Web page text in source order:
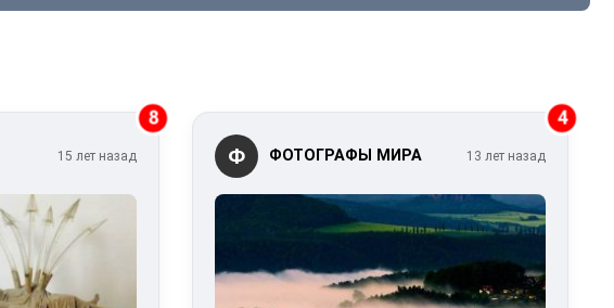
8
15 лет назад
4
Ф ФОТОГРАФЫ МИРА 13 лет назад